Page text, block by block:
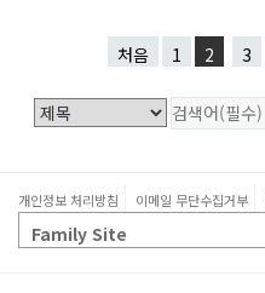
처음 1 2 3
개인정보 처리방침 이메일 무단수집거부
Family Site